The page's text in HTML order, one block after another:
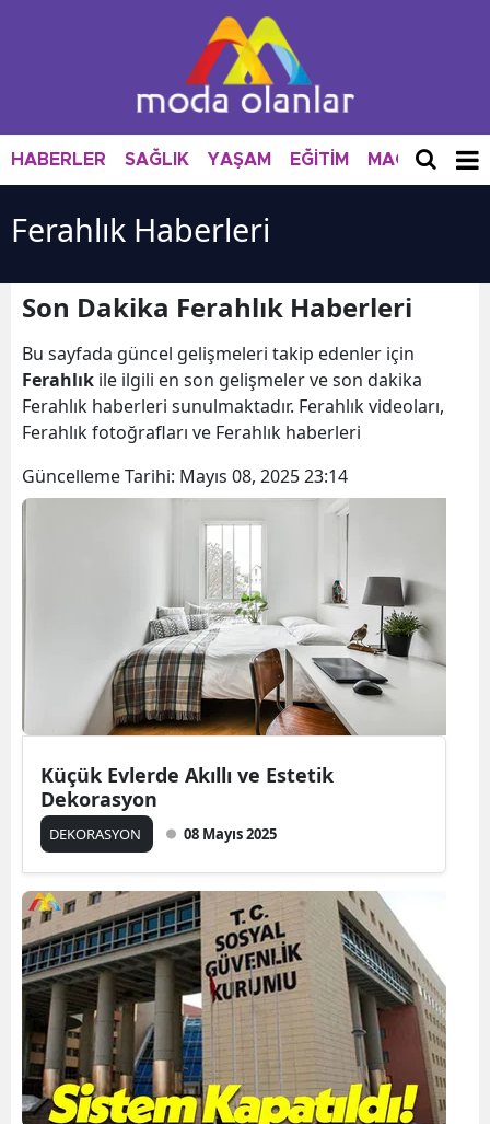
HABERLER SAĞLIK YAŞAM EĞİTİM MAGAZİN
Ferahlık Haberleri
Son Dakika Ferahlık Haberleri
Bu sayfada güncel gelişmeleri takip edenler için
Ferahlık ile ilgili en son gelişmeler ve son dakika
Ferahlık haberleri sunulmaktadır. Ferahlık videoları,
Ferahlık fotoğrafları ve Ferahlık haberleri
Güncelleme Tarihi: Mayıs 08, 2025 23:14
Küçük Evlerde Akıllı ve Estetik
Dekorasyon
DEKORASYON 08 Mayıs 2025